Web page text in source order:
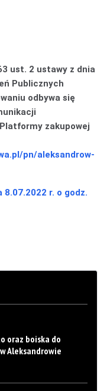
ust. 2 ustawy z dnia
Publicznych
odbywa się
zakupowej
pn/aleksandrow-
8.07.2022 r. o godz.
oraz boiska do
Aleksandrowie